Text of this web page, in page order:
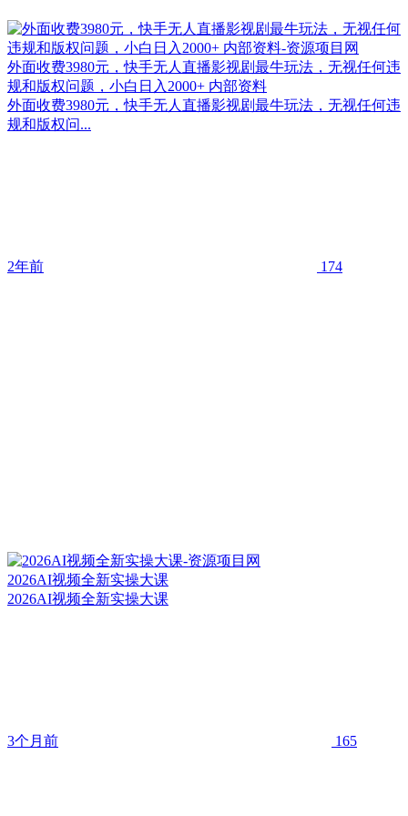
外面收费3980元，快手无人直播影视剧最牛玩法，无视任何违
规和版权问题，小白日入2000+ 内部资料
外面收费3980元，快手无人直播影视剧最牛玩法，无视任何违
规和版权问...
2年前 174
2026AI视频全新实操大课
2026AI视频全新实操大课
3个月前 165